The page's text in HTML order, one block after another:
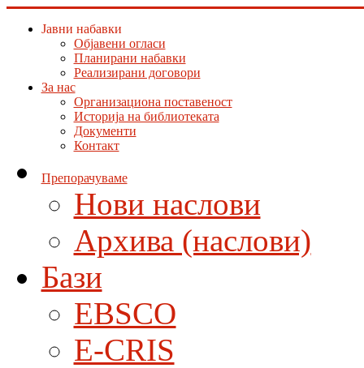
Јавни набавки
Објавени огласи
Планирани набавки
Реализирани договори
За нас
Организациона поставеност
Историја на библиотеката
Документи
Контакт
Препорачуваме
Нови наслови
Архива (наслови)
Бази
EBSCO
E-CRIS